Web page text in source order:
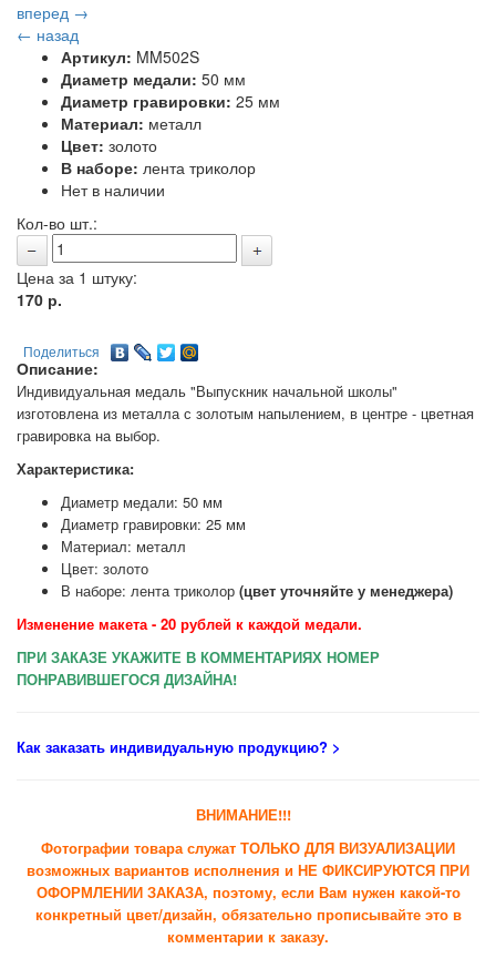
вперед →
← назад
Артикул: MM502S
Диаметр медали: 50 мм
Диаметр гравировки: 25 мм
Материал: металл
Цвет: золото
В наборе: лента триколор
Нет в наличии
Кол-во шт.:
Цена за 1 штуку:
170 р.
Поделиться
Описание:
Индивидуальная медаль "Выпускник начальной школы"
изготовлена из металла с золотым напылением, в центре - цветная
гравировка на выбор.
Характеристика:
Диаметр медали: 50 мм
Диаметр гравировки: 25 мм
Материал: металл
Цвет: золото
В наборе: лента триколор (цвет уточняйте у менеджера)
Изменение макета - 20 рублей к каждой медали.
ПРИ ЗАКАЗЕ УКАЖИТЕ В КОММЕНТАРИЯХ НОМЕР
ПОНРАВИВШЕГОСЯ ДИЗАЙНА!
Как заказать индивидуальную продукцию? >
ВНИМАНИЕ!!!
Фотографии товара служат ТОЛЬКО ДЛЯ ВИЗУАЛИЗАЦИИ
возможных вариантов исполнения и НЕ ФИКСИРУЮТСЯ ПРИ
ОФОРМЛЕНИИ ЗАКАЗА, поэтому, если Вам нужен какой-то
конкретный цвет/дизайн, обязательно прописывайте это в
комментарии к заказу.